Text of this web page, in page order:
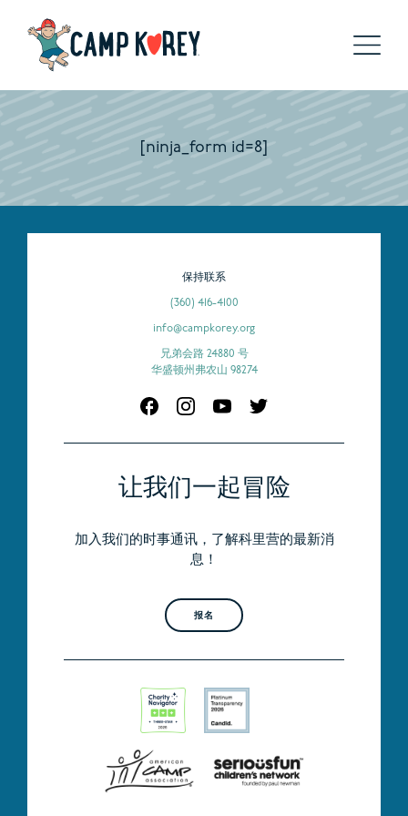
[ninja_form id=8]
让我们一起冒险
加入我们的时事通讯，了解科里营的最新消
息！
报名
保持联系
(360) 416-4100
info@campkorey.org
兄弟会路 24880 号
华盛顿州弗农山 98274